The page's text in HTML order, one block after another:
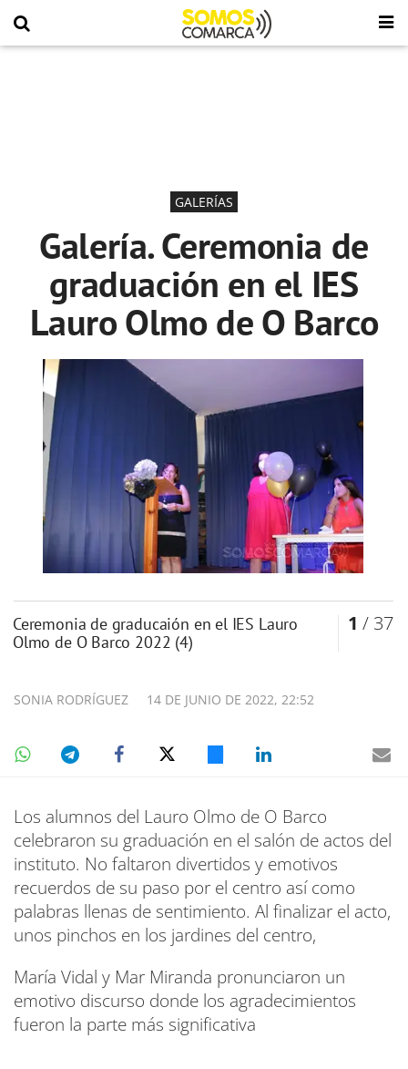
GALERÍAS
Galería. Ceremonia de
graduación en el IES
Lauro Olmo de O Barco
Ceremonia de graducaión en el IES Lauro
Olmo de O Barco 2022 (4)
1 / 37
14 DE JUNIO DE 2022, 22:52
SONIA RODRÍGUEZ
Los alumnos del Lauro Olmo de O Barco
celebraron su graduación en el salón de actos del
instituto. No faltaron divertidos y emotivos
recuerdos de su paso por el centro así como
palabras llenas de sentimiento. Al finalizar el acto,
unos pinchos en los jardines del centro,
María Vidal y Mar Miranda pronunciaron un
emotivo discurso donde los agradecimientos
fueron la parte más significativa